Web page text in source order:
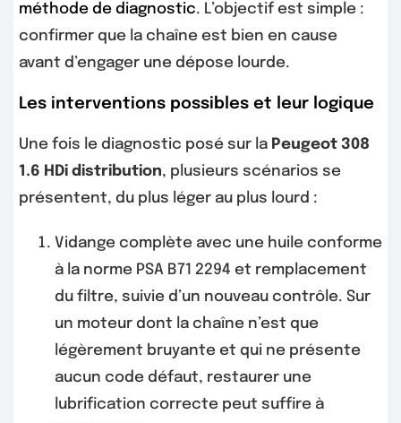
méthode de diagnostic. L’objectif est simple :
confirmer que la chaîne est bien en cause
avant d’engager une dépose lourde.
Les interventions possibles et leur logique
Une fois le diagnostic posé sur la Peugeot 308
1.6 HDi distribution, plusieurs scénarios se
présentent, du plus léger au plus lourd :
Vidange complète avec une huile conforme
à la norme PSA B71 2294 et remplacement
du filtre, suivie d’un nouveau contrôle. Sur
un moteur dont la chaîne n’est que
légèrement bruyante et qui ne présente
aucun code défaut, restaurer une
lubrification correcte peut suffire à